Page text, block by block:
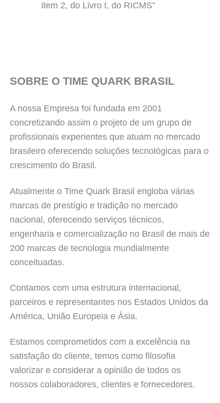
item 2, do Livro I, do RICMS”
SOBRE O TIME QUARK BRASIL
A nossa Empresa foi fundada em 2001
concretizando assim o projeto de um grupo de
profissionais experientes que atuam no mercado
brasileiro oferecendo soluções tecnológicas para o
crescimento do Brasil.
Atualmente o Time Quark Brasil engloba várias
marcas de prestígio e tradição no mercado
nacional, oferecendo serviços técnicos,
engenharia e comercialização no Brasil de mais de
200 marcas de tecnologia mundialmente
conceituadas.
Contamos com uma estrutura internacional,
parceiros e representantes nos Estados Unidos da
América, União Europeia e Ásia.
Estamos comprometidos com a excelência na
satisfação do cliente, temos como filosofia
valorizar e considerar a opinião de todos os
nossos colaboradores, clientes e fornecedores.